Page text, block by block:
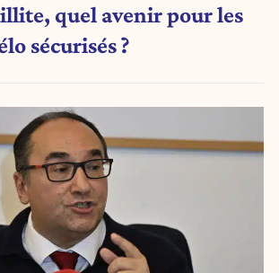
quel avenir pour les
sécurisés ?